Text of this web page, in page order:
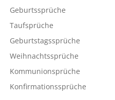
Geburtssprüche
Taufsprüche
Geburtstagssprüche
Weihnachtssprüche
Kommunionsprüche
Konfirmationssprüche